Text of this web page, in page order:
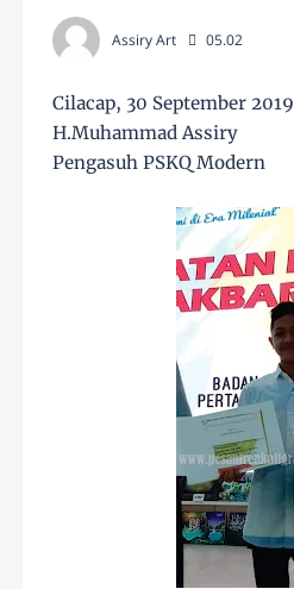
Assiry Art 05.02
Cilacap, 30 September 2019
H.Muhammad Assiry
Pengasuh PSKQ Modern